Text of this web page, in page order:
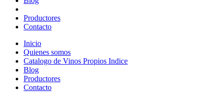
Productores
Contacto
Inicio
Quienes somos
Catalogo de Vinos Propios Indice
Blog
Productores
Contacto